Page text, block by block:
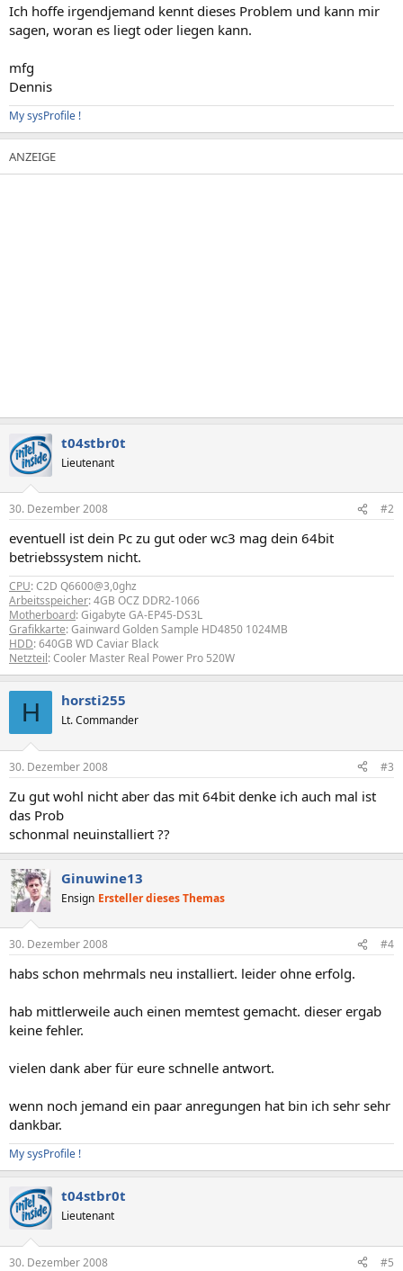
Ich hoffe irgendjemand kennt dieses Problem und kann mir
sagen, woran es liegt oder liegen kann.
mfg
Dennis
My sysProfile !
t04stbr0t
Lieutenant
30. Dezember 2008 #2
eventuell ist dein Pc zu gut oder wc3 mag dein 64bit
betriebssystem nicht.
CPU: C2D Q6600@3,0ghz
Arbeitsspeicher: 4GB OCZ DDR2-1066
Motherboard: Gigabyte GA-EP45-DS3L
Grafikkarte: Gainward Golden Sample HD4850 1024MB
HDD: 640GB WD Caviar Black
Netzteil: Cooler Master Real Power Pro 520W
H horsti255
Lt. Commander
30. Dezember 2008 #3
Zu gut wohl nicht aber das mit 64bit denke ich auch mal ist
das Prob
schonmal neuinstalliert ??
Ginuwine13
Ensign Ersteller dieses Themas
30. Dezember 2008 #4
habs schon mehrmals neu installiert. leider ohne erfolg.
hab mittlerweile auch einen memtest gemacht. dieser ergab
keine fehler.
vielen dank aber für eure schnelle antwort.
wenn noch jemand ein paar anregungen hat bin ich sehr sehr
dankbar.
My sysProfile !
t04stbr0t
Lieutenant
30. Dezember 2008 #5